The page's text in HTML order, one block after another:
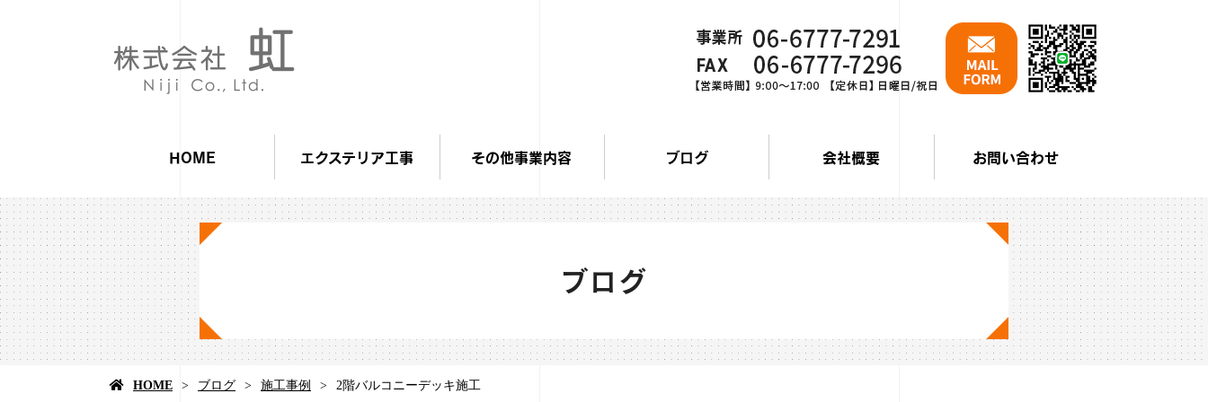
HOME エクステリア工事 その他事業内容 ブログ 会社概要 お問い合わせ
ブログ
HOME ブログ 施工事例 2階バルコニーデッキ施工